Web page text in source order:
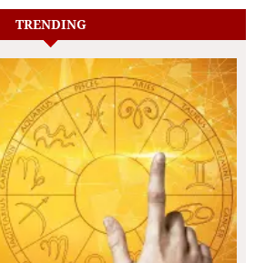
TRENDING